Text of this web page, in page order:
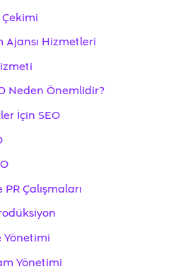
Çekimi
Ajansı Hizmetleri
Neden Önemlidir?
İçin SEO
Çalışmaları
Yönetimi
Yönetimi